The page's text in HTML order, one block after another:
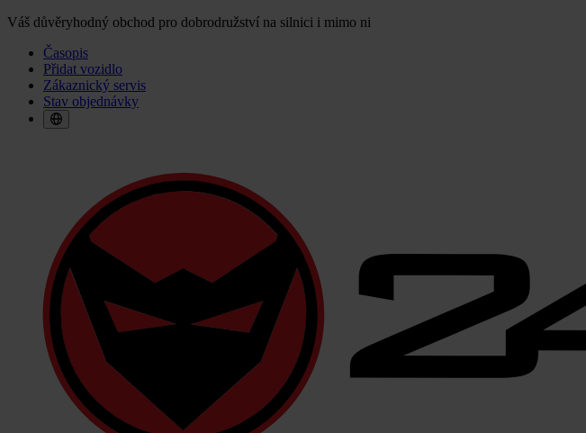
Váš důvěryhodný obchod pro dobrodružství na silnici i mimo ni
Časopis
Přidat vozidlo
Zákaznický servis
Stav objednávky